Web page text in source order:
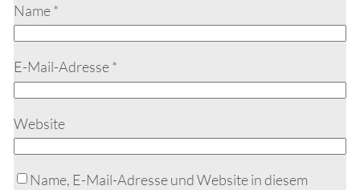
Name*
E-Mail-Adresse*
Website
Name, E-Mail-Adresse und Website in diesem